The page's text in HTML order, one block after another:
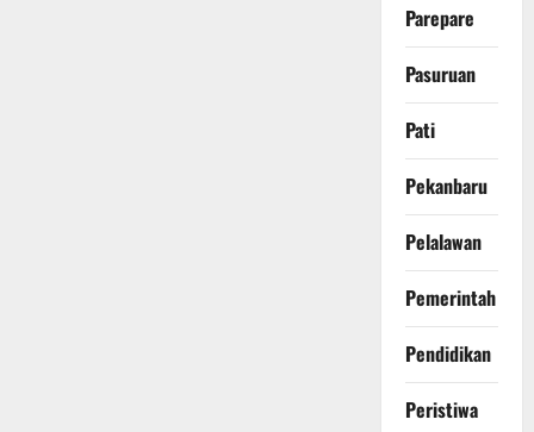
Parepare
Pasuruan
Pati
Pekanbaru
Pelalawan
Pemerintah
Pendidikan
Peristiwa